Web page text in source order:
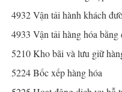
4932Vận tải hành khách
4933 Vận tải hàng hóa bằng
5210Kho bãi và lưu giữ
5224Bốc xếp hàng hóa